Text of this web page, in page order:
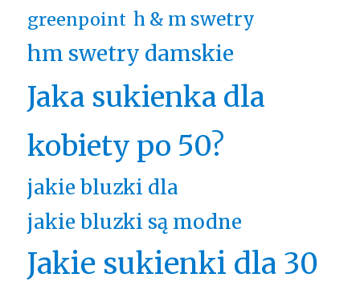
greenpoint h & m swetry
hm swetry damskie
Jaka sukienka dla
kobiety po 50?
jakie bluzki dla
jakie bluzki są modne
Jakie sukienki dla 30